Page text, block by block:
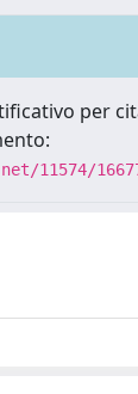
per
11574/